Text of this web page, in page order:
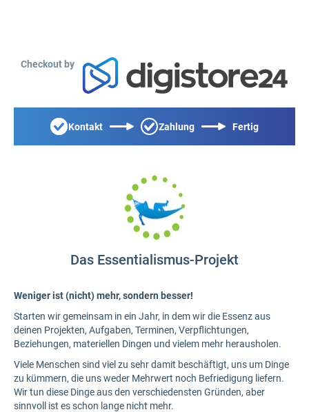
Checkout by
Kontakt Zahlung Fertig
Das Essentialismus-Projekt
Weniger ist (nicht) mehr, sondern besser!
Starten wir gemeinsam in ein Jahr, in dem wir die Essenz aus
deinen Projekten, Aufgaben, Terminen, Verpflichtungen,
Beziehungen, materiellen Dingen und vielem mehr herausholen.
Viele Menschen sind viel zu sehr damit beschäftigt, uns um Dinge
zu kümmern, die uns weder Mehrwert noch Befriedigung liefern.
Wir tun diese Dinge aus den verschiedensten Gründen, aber
sinnvoll ist es schon lange nicht mehr.